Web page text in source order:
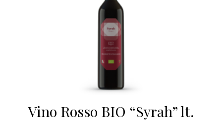
Vino Rosso BIO “Syrah” lt.